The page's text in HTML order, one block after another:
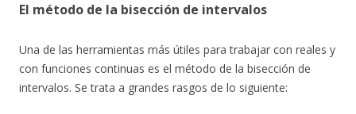
El método de la bisección de intervalos
Una de las herramientas más útiles para trabajar con reales y
con funciones continuas es el método de la bisección de
intervalos. Se trata a grandes rasgos de lo siguiente: